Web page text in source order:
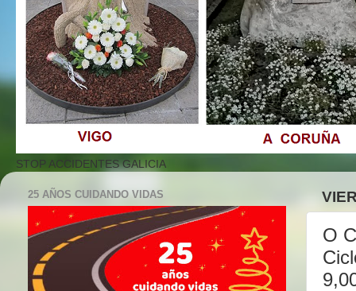
STOP ACCIDENTES GALICIA
O
25 AÑOS CUIDANDO VIDAS